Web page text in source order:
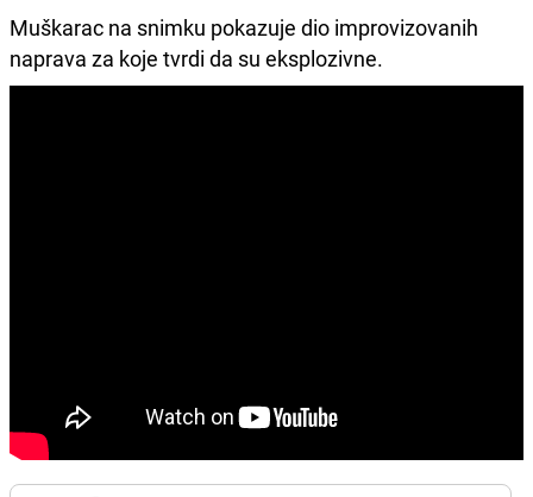
Muškarac na snimku pokazuje dio improvizovanih
naprava za koje tvrdi da su eksplozivne.